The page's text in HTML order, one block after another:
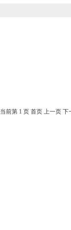
当前第 1 页 首页 上一页 下